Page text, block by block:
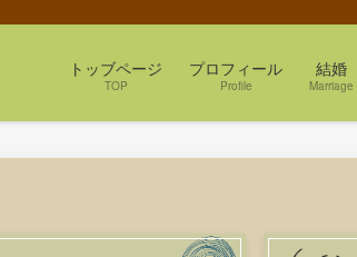
トッブページ
TOP
プロフィール
Profile
結婚
Marriage